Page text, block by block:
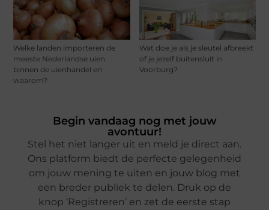
Welke landen importeren de
meeste Nederlandse uien
binnen de uienhandel en
waarom?
Wat doe je als je sleutel afbreekt
of je jezelf buitensluit in
Voorburg?
Begin vandaag nog met jouw
avontuur!
Stel het niet langer uit en meld je direct aan.
Ons platform biedt de perfecte gelegenheid
om jouw mening te uiten en jouw blog met
een breder publiek te delen. Druk op de
knop ‘Registreren’ en zet de eerste stap